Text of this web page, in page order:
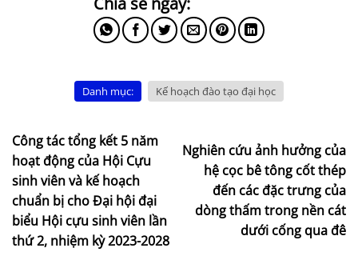
Danh mục: Kế hoạch đào tạo đại học
Công tác tổng kết 5 năm
hoạt động của Hội Cựu
sinh viên và kế hoạch
chuẩn bị cho Đại hội đại
biểu Hội cựu sinh viên lần
thứ 2, nhiệm kỳ 2023-2028
Nghiên cứu ảnh hưởng của
hệ cọc bê tông cốt thép
đến các đặc trưng của
dòng thấm trong nền cát
dưới cống qua đê